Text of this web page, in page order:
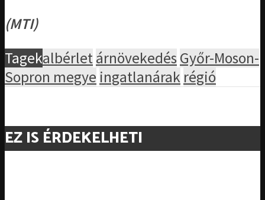
(MTI)
Tagekalbérletárnövekedés Győr-Moson-
Sopron megye ingatlanárak régió
EZ IS ÉRDEKELHETI